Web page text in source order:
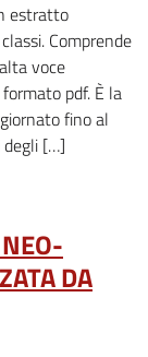
estratto
Comprende
voce
pdf. È la
fino al
degli […]
DA